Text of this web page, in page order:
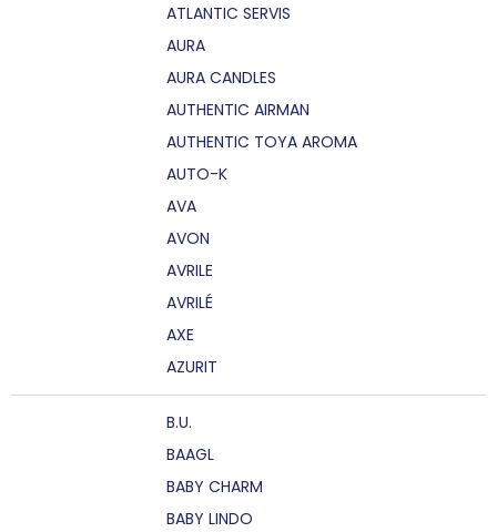
ATLANTIC SERVIS
AURA
AURA CANDLES
AUTHENTIC AIRMAN
AUTHENTIC TOYA AROMA
AUTO-K
AVA
AVON
AVRILE
AVRILÉ
AXE
AZURIT
B.U.
BAAGL
BABY CHARM
BABY LINDO